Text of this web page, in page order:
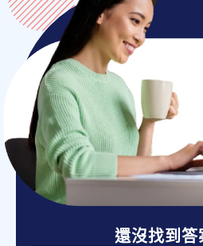
還沒找到答